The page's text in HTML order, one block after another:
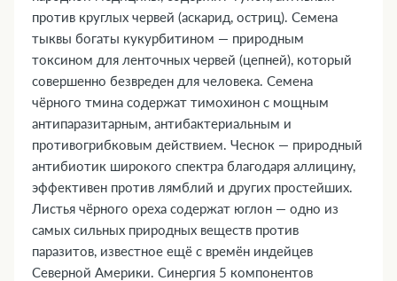
против круглых червей (аскарид, остриц). Семена
тыквы богаты кукурбитином — природным
токсином для ленточных червей (цепней), который
совершенно безвреден для человека. Семена
чёрного тмина содержат тимохинон с мощным
антипаразитарным, антибактериальным и
противогрибковым действием. Чеснок — природный
антибиотик широкого спектра благодаря аллицину,
эффективен против лямблий и других простейших.
Листья чёрного ореха содержат юглон — одно из
самых сильных природных веществ против
паразитов, известное ещё с времён индейцев
Северной Америки. Синергия 5 компонентов